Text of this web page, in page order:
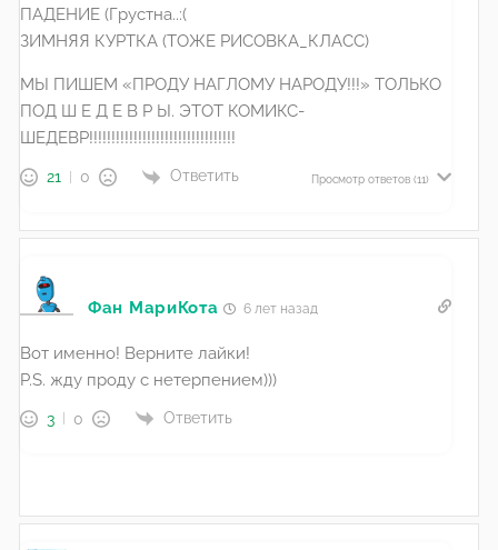
ПАДЕНИЕ (Грустна..:(
ЗИМНЯЯ КУРТКА (ТОЖЕ РИСОВКА_КЛАСС)
МЫ ПИШЕМ «ПРОДУ НАГЛОМУ НАРОДУ!!!» ТОЛЬКО
ПОД Ш Е Д Е В Р Ы. ЭТОТ КОМИКС-
ШЕДЕВР!!!!!!!!!!!!!!!!!!!!!!!!!!!!!!!!!
21 0 Ответить Просмотр ответов (11)
Фан МариКота 6 лет назад
Вот именно! Верните лайки!
P.S. жду проду с нетерпением)))
3 0 Ответить